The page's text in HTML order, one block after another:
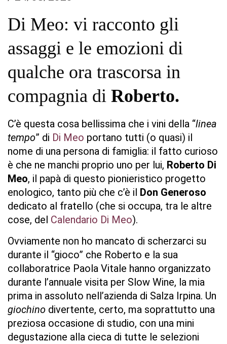
Di Meo: vi racconto gli
assaggi e le emozioni di
qualche ora trascorsa in
compagnia di Roberto.
C’è questa cosa bellissima che i vini della “linea
tempo” di Di Meo portano tutti (o quasi) il
nome di una persona di famiglia: il fatto curioso
è che ne manchi proprio uno per lui, Roberto Di
Meo, il papà di questo pionieristico progetto
enologico, tanto più che c’è il Don Generoso
dedicato al fratello (che si occupa, tra le altre
cose, del Calendario Di Meo).
Ovviamente non ho mancato di scherzarci su
durante il “gioco” che Roberto e la sua
collaboratrice Paola Vitale hanno organizzato
durante l’annuale visita per Slow Wine, la mia
prima in assoluto nell’azienda di Salza Irpina. Un
giochino divertente, certo, ma soprattutto una
preziosa occasione di studio, con una mini
degustazione alla cieca di tutte le selezioni